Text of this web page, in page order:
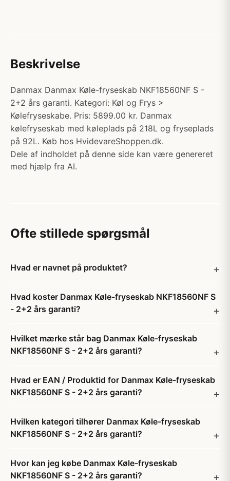
Beskrivelse
Danmax Danmax Køle-fryseskab NKF18560NF S -
2+2 års garanti. Kategori: Køl og Frys >
Kølefryseskabe. Pris: 5899.00 kr. Danmax
kølefryseskab med køleplads på 218L og fryseplads
på 92L. Køb hos HvidevareShoppen.dk.
Dele af indholdet på denne side kan være genereret
med hjælp fra AI.
Ofte stillede spørgsmål
Hvad er navnet på produktet?
Hvad koster Danmax Køle-fryseskab NKF18560NF S
- 2+2 års garanti?
Hvilket mærke står bag Danmax Køle-fryseskab
NKF18560NF S - 2+2 års garanti?
Hvad er EAN / Produktid for Danmax Køle-fryseskab
NKF18560NF S - 2+2 års garanti?
Hvilken kategori tilhører Danmax Køle-fryseskab
NKF18560NF S - 2+2 års garanti?
Hvor kan jeg købe Danmax Køle-fryseskab
NKF18560NF S - 2+2 års garanti?